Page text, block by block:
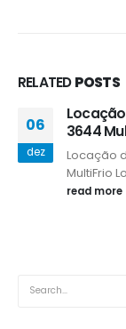
RELATEDPOSTS
06
dez
3644
Locação
MultiFrio
read more